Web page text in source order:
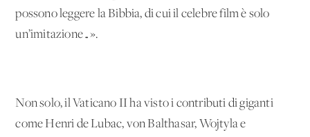
possono leggere la Bibbia, di cui il celebre film è solo
un’imitazione…».
Non solo, il Vaticano II ha visto i contributi di giganti
come Henri de Lubac, von Balthasar, Wojtyla e